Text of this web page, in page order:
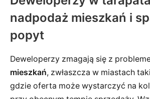
nadpodaż mieszkań i
popyt
Deweloperzy zmagają się z
mieszkań, zwłaszcza w miastach
gdzie oferta może wystarczyć na